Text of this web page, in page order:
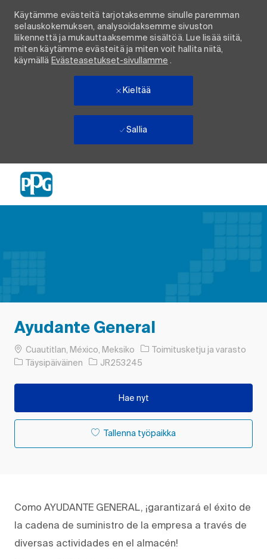
Käytämme evästeitä tarjotaksemme sinulle paremman
selauskokemuksen, analysoidaksemme sivuston
liikennettä ja mukauttaaksemme sisältöä. Lue lisää siitä,
miten käytämme evästeitä ja miten voit hallita niitä,
käymällä Evästeasetukset-sivullamme .
Kieltää
Sallia
Ayudante General
PaikkaCuautitlan, México, Meksiko Luokka
Toimitusketju ja varasto
Työn tyyppi
Täysipäiväinen Työn tunnus
JR253245
Hae nyt
Tallenna työpaikka
Como AYUDANTE GENERAL, ¡garantizará el éxito de
la cadena de suministro de la empresa a través de
diversas actividades en el almacén!